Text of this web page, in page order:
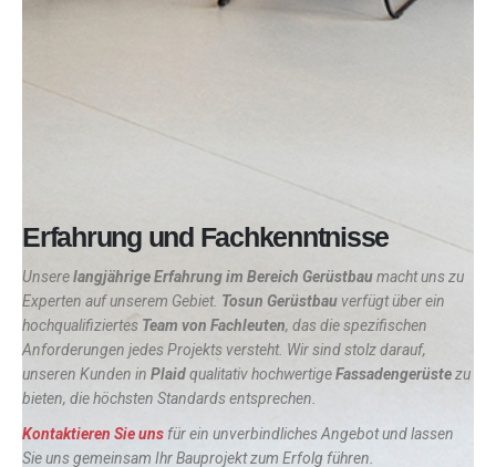
Erfahrung und Fachkenntnisse
Unserelangjährige Erfahrung im Bereich Gerüstbaumacht uns zu
Experten auf unserem Gebiet. Tosun Gerüstbau verfügt über ein
hochqualifiziertes Team von Fachleuten, das die spezifischen
Anforderungen jedes Projekts versteht. Wir sind stolz darauf,
unseren Kunden in Plaidqualitativ hochwertigeFassadengerüstezu
bieten, die höchsten Standards entsprechen.
Kontaktieren Sie uns für ein unverbindliches Angebot und lassen
Sie uns gemeinsam Ihr Bauprojekt zum Erfolg führen.